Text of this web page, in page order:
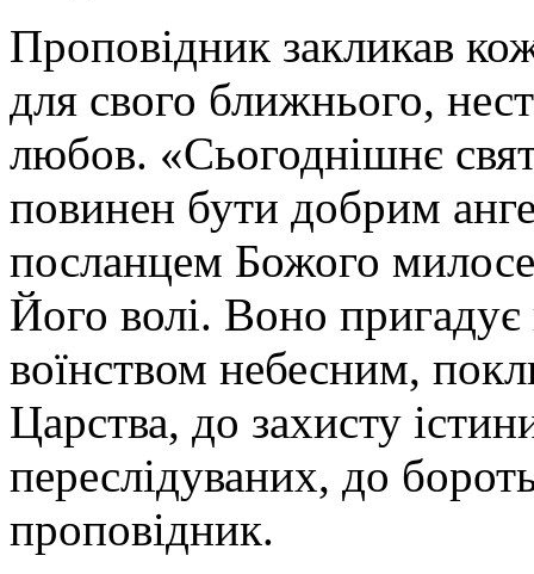
Проповідник закликав
для свого ближнього,
любов. «Сьогоднішнє
повинен бути добрим
посланцем Божого
Його волі. Воно
воїнством небесним,
Царства, до захисту
переслідуваних, до
проповідник.